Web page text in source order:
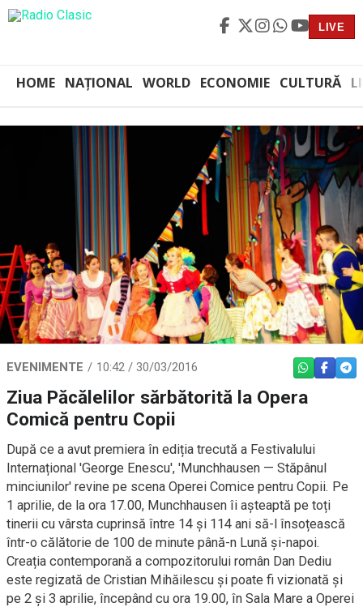
LIVE
HOME NAȚIONAL WORLD ECONOMIE CULTURĂ
EVENIMENTE 10:42 / 30/03/2016 WHATSAPP
Ziua Păcălelilor sărbătorită la Opera
Comică pentru Copii
După ce a avut premiera în ediția trecută a Festivalului
Internațional 'George Enescu', 'Munchhausen — Stăpânul
minciunilor' revine pe scena Operei Comice pentru Copii. Pe
1 aprilie, de la ora 17.00, Munchhausen îi așteaptă pe toți
tinerii cu vârsta cuprinsă între 14 și 114 ani să-l însoțească
într-o călătorie de 100 de minute până-n Lună și-napoi.
Creația contemporană a compozitorului român Dan Dediu
este regizată de Cristian Mihăilescu și poate fi vizionată și
pe 2 și 3 aprilie, începând cu ora 19.00, în Sala Mare a Operei